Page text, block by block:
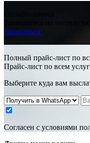
Запишитесь на
Записаться
Полный прайс-лист по
Прайс-лист по всем
Выберите куда вам
Cогласен с условиями